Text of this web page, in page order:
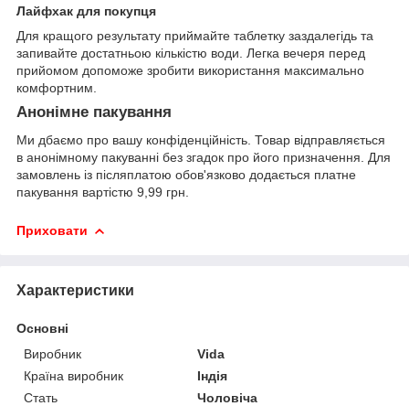
Лайфхак для покупця
Для кращого результату приймайте таблетку заздалегідь та
запивайте достатньою кількістю води. Легка вечеря перед
прийомом допоможе зробити використання максимально
комфортним.
Анонімне пакування
Ми дбаємо про вашу конфіденційність. Товар відправляється
в анонімному пакуванні без згадок про його призначення. Для
замовлень із післяплатою обов'язково додається платне
пакування вартістю 9,99 грн.
Приховати
Характеристики
Основні
Виробник
Vida
Країна виробник
Індія
Стать
Чоловіча